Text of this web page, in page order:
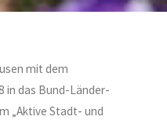
mit dem
in das Bund-Länder-
„Aktive Stadt- und